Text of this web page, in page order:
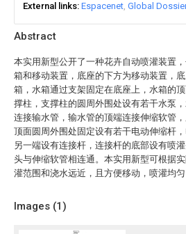
Abstract
本实用新型公开了一种花卉自动喷灌装置
箱和移动装置，底座的下方为移动装置，
箱，水箱通过支架固定在底座上，水箱的
撑柱，支撑柱的圆周外围处设有若干水泵
连接输水管，输水管的顶端连接伸缩软管
顶面圆周外围处固定设有若干电动伸缩杆
另一端设有连接杆，连接杆的底部设有喷
头与伸缩软管相连通。本实用新型可根据
灌范围和浇水远近，且方便移动，喷灌均匀
Images (1)
External links Espacenet Global Dossier